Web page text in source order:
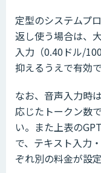
定型のシステムプ
返し使う場合は、
入力（0.40ドル/
抑えるうえで有効で
なお、音声入力時
応じたトークン数
い。また上表の
で、テキスト入力
ぞれ別の料金が設